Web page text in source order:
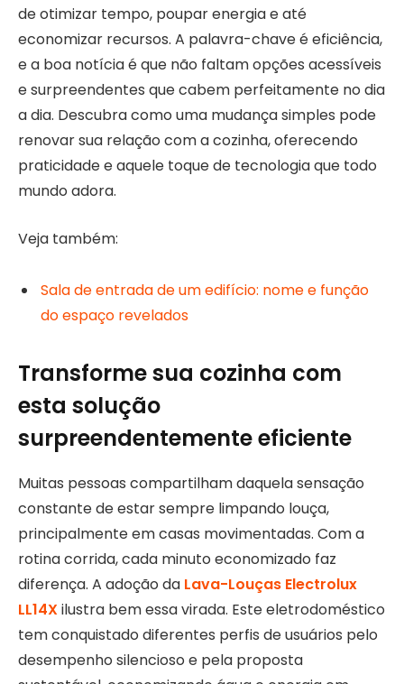
de otimizar tempo, poupar energia e até
economizar recursos. A palavra-chave é eficiência,
e a boa notícia é que não faltam opções acessíveis
e surpreendentes que cabem perfeitamente no dia
a dia. Descubra como uma mudança simples pode
renovar sua relação com a cozinha, oferecendo
praticidade e aquele toque de tecnologia que todo
mundo adora.
Veja também:
Sala de entrada de um edifício: nome e função
do espaço revelados
Transforme sua cozinha com
esta solução
surpreendentemente eficiente
Muitas pessoas compartilham daquela sensação
constante de estar sempre limpando louça,
principalmente em casas movimentadas. Com a
rotina corrida, cada minuto economizado faz
diferença. A adoção da Lava-Louças Electrolux
LL14Xilustra bem essa virada. Este eletrodoméstico
tem conquistado diferentes perfis de usuários pelo
desempenho silencioso e pela proposta